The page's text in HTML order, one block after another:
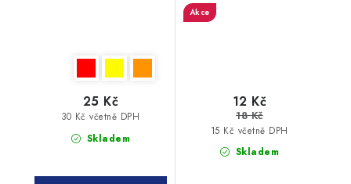
Skladem
30 Kč včetně DPH
25 Kč
Akce
Skladem
15 Kč včetně DPH
12 Kč
18 Kč